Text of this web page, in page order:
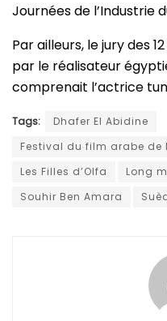
Journées de l’Industrie
Par ailleurs, le jury des
par le réalisateur
comprenait l’actrice
Tags:
Dhafer El Abidine
Festival du film arabe de
Les Filles d’Olfa
Long
Souhir Ben Amara